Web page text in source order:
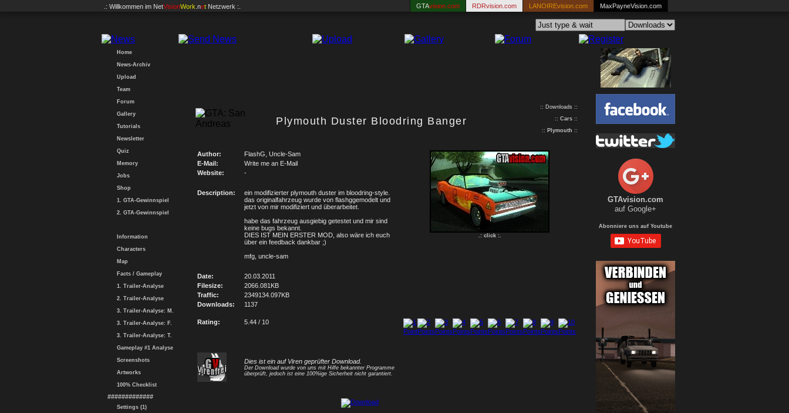
.: Willkommen im NetVisionWork .net Netzwerk :. GTAvision.com RDRvision.com LANOIREvision.com MaxPayneVision.com
Home
News-Archiv
Upload
Team
Forum
Gallery
Tutorials
Newsletter
Quiz
Memory
Jobs
Shop
1. GTA-Gewinnspiel
2. GTA-Gewinnspiel
Information
Characters
Map
Facts / Gameplay
1. Trailer-Analyse
2. Trailer-Analyse
3. Trailer-Analyse: M.
3. Trailer-Analyse: F.
3. Trailer-Analyse: T.
Gameplay #1 Analyse
Screenshots
Artworks
100% Checklist
#############
Settings (1)
Plymouth Duster Bloodring Banger
:: Downloads ::
:: Cars ::
:: Plymouth ::
Author: FlashG, Uncle-Sam
.: click :.
E-Mail:
Write me an E-Mail
Website:
-
Description:
ein modifizierter plymouth duster im bloodring-style.
das originalfahrzeug wurde von flashggemodelt und
jetzt von mir modifiziert und überarbeitet.
habe das fahrzeug ausgiebig getestet und mir sind
keine bugs bekannt.
DIES IST MEIN ERSTER MOD, also wäre ich euch
über ein feedback dankbar ;)
mfg, uncle-sam
Date:
20.03.2011
Filesize:
2066.081KB
Traffic:
2349134.097KB
Downloads:
1137
Rating: 5.44 / 10
Dies ist ein auf Viren geprüfter Download.
Der Download wurde von uns mit Hilfe bekannter Programme
überprüft, jedoch ist eine 100%ige Sicherheit nicht garantiert.
GTAvision.com
auf Google+
Abonniere uns auf Youtube